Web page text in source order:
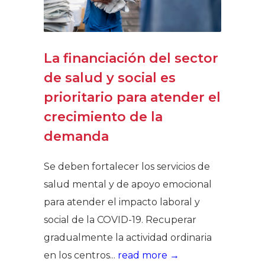
La financiación del sector
de salud y social es
prioritario para atender el
crecimiento de la
demanda
Se deben fortalecer los servicios de
salud mental y de apoyo emocional
para atender el impacto laboral y
social de la COVID-19. Recuperar
gradualmente la actividad ordinaria
en los centros... read more →